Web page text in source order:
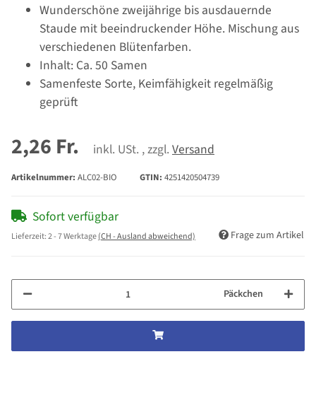
Wunderschöne zweijährige bis ausdauernde
Staude mit beeindruckender Höhe. Mischung aus
verschiedenen Blütenfarben.
Inhalt: Ca. 50 Samen
Samenfeste Sorte, Keimfähigkeit regelmäßig
geprüft
2,26 Fr. inkl. USt. , zzgl. Versand
Artikelnummer: ALC02-BIO GTIN: 4251420504739
Sofort verfügbar
Lieferzeit:2 - 7 Werktage(CH - Ausland abweichend) Frage zum Artikel
Päckchen